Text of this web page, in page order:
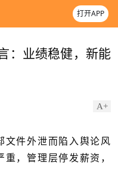
打开APP
：业绩稳健，新能
A+
文件外泄而陷入舆论风
，管理层停发薪资，